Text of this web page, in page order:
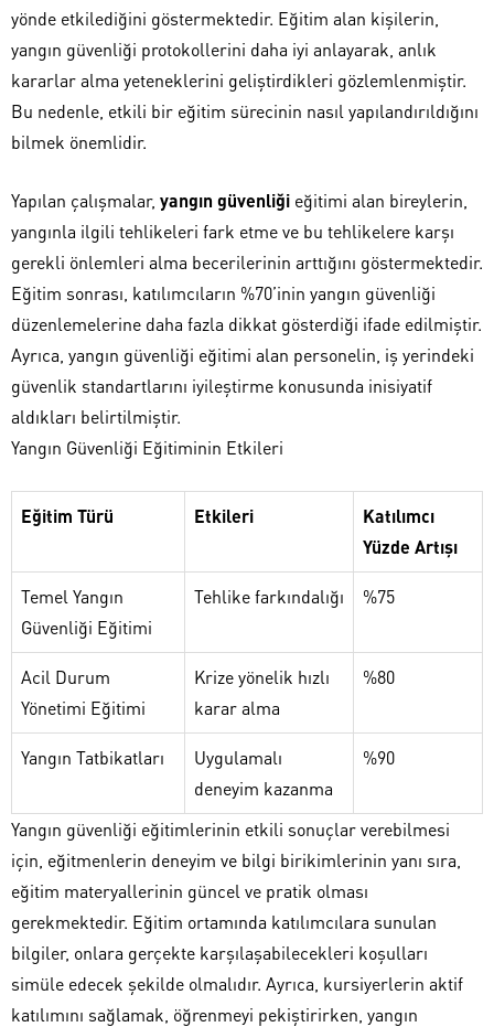
yönde etkilediğini göstermektedir. Eğitim alan kişilerin,
yangın güvenliği protokollerini daha iyi anlayarak, anlık
kararlar alma yeteneklerini geliştirdikleri gözlemlenmiştir.
Bu nedenle, etkili bir eğitim sürecinin nasıl yapılandırıldığını
bilmek önemlidir.
Yapılan çalışmalar, yangın güvenliği eğitimi alan bireylerin,
yangınla ilgili tehlikeleri fark etme ve bu tehlikelere karşı
gerekli önlemleri alma becerilerinin arttığını göstermektedir.
Eğitim sonrası, katılımcıların %70’inin yangın güvenliği
düzenlemelerine daha fazla dikkat gösterdiği ifade edilmiştir.
Ayrıca, yangın güvenliği eğitimi alan personelin, iş yerindeki
güvenlik standartlarını iyileştirme konusunda inisiyatif
aldıkları belirtilmiştir.
Yangın Güvenliği Eğitiminin Etkileri
Eğitim Türü Etkileri
Katılımcı
Yüzde Artışı
Temel Yangın
Güvenliği Eğitimi
Tehlike farkındalığı %75
Acil Durum
Yönetimi Eğitimi
Krize yönelik hızlı
karar alma
%80
Yangın Tatbikatları
Uygulamalı
deneyim kazanma
%90
Yangın güvenliği eğitimlerinin etkili sonuçlar verebilmesi
için, eğitmenlerin deneyim ve bilgi birikimlerinin yanı sıra,
eğitim materyallerinin güncel ve pratik olması
gerekmektedir. Eğitim ortamında katılımcılara sunulan
bilgiler, onlara gerçekte karşılaşabilecekleri koşulları
simüle edecek şekilde olmalıdır. Ayrıca, kursiyerlerin aktif
katılımını sağlamak, öğrenmeyi pekiştirirken, yangın